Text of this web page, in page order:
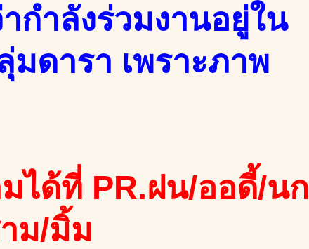
กำลังร่วมงานอยู่ใน
ดารา เพราะภาพ
ได้ที่ PR.ฝน/ออดี้/นก
ม/มิ้ม